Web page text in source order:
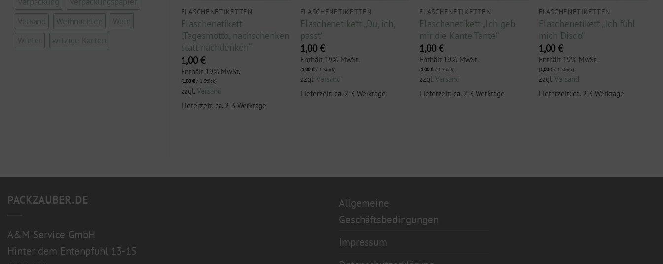
Versand
Weihnachten
Wein
Winter
witzige Karten
FLASCHENETIKETTEN
Flaschenetikett
„Tagesmotto, nachschenken
statt nachdenken“
1,00 €
Enthält 19% MwSt.
(1,00€/ 1 Stück)
zzgl. Versand
Lieferzeit: ca. 2-3 Werktage
FLASCHENETIKETTEN
Flaschenetikett „Du, ich,
passt“
1,00 €
Enthält 19% MwSt.
(1,00€/ 1 Stück)
zzgl. Versand
Lieferzeit: ca. 2-3 Werktage
FLASCHENETIKETTEN
Flaschenetikett „Ich geb
mir die Kante Tante“
1,00€
Enthält 19% MwSt.
(1,00€/ 1 Stück)
zzgl.Versand
Lieferzeit: ca. 2-3 Werktage
FLASCHENETIKETTEN
Flaschenetikett „Ich fühl
mich Disco“
1,00€
Enthält 19% MwSt.
(1,00€/ 1 Stück)
zzgl.Versand
Lieferzeit: ca. 2-3 Werktage
„Na dann
FLASCHENETIKETTEN
Flaschenetikett „Oh ich
sollte mich betrinken“
1,00€
PACKZAUBER.DE
A&M Service GmbH
Hinter dem Entenpfuhl 13-15
Allgemeine
Geschäftsbedingungen
Impressum